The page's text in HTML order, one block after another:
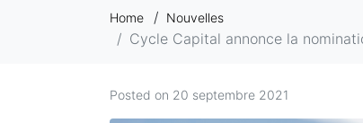
Home Nouvelles
Cycle Capital annonce la
Posted on 20 septembre 2021